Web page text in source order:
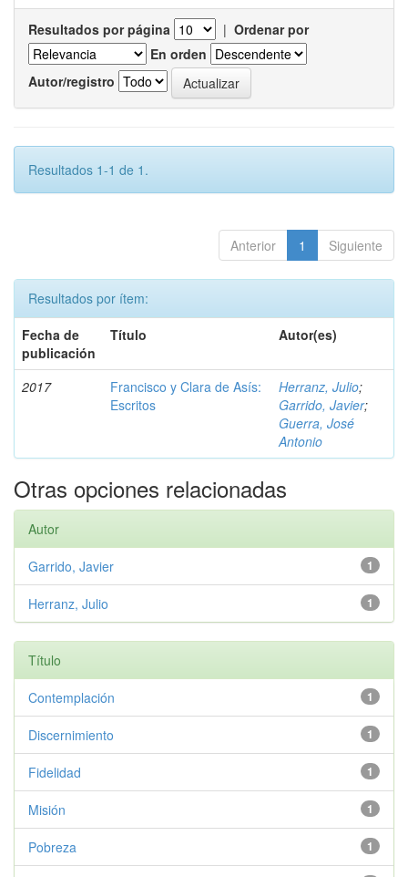
Resultados por página | Ordenar por
En orden
Autor/registro
Resultados 1-1 de 1.
Anterior 1 Siguiente
Resultados por ítem:
Fecha de
publicación
Título Autor(es)
2017
Francisco y Clara de Asís:
Escritos
Herranz, Julio;
Garrido, Javier;
Guerra, José
Antonio
Otras opciones relacionadas
Autor
1
Garrido, Javier
1
Herranz, Julio
Título
1
Contemplación
1
Discernimiento
1
Fidelidad
1
Misión
1
Pobreza